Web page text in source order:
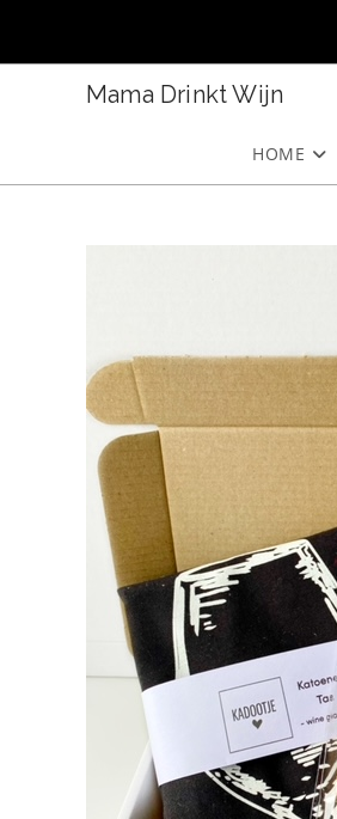
Mama Drinkt Wijn
HOME